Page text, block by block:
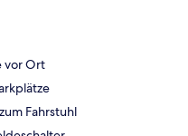
vor Ort
Fahrstuhl